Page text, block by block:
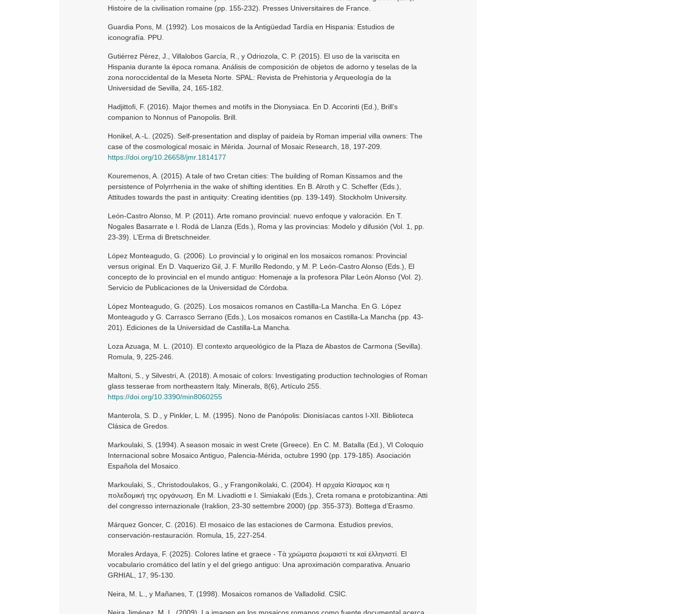
Histoire de la civilisation romaine (pp. 155-232). Presses Universitaires de France.
Guardia Pons, M. (1992). Los mosaicos de la Antigüedad Tardía en Hispania: Estudios de
iconografía. PPU.
Gutiérrez Pérez, J., Villalobos García, R., y Odriozola, C. P. (2015). El uso de la variscita en
Hispania durante la época romana. Análisis de composición de objetos de adorno y teselas de la
zona noroccidental de la Meseta Norte. SPAL: Revista de Prehistoria y Arqueología de la
Universidad de Sevilla, 24, 165-182.
Hadjittofi, F. (2016). Major themes and motifs in the Dionysiaca. En D. Accorinti (Ed.), Brill’s
companion to Nonnus of Panopolis. Brill.
Honikel, A.-L. (2025). Self-presentation and display of paideia by Roman imperial villa owners: The
case of the cosmological mosaic in Mérida. Journal of Mosaic Research, 18, 197-209.
https://doi.org/10.26658/jmr.1814177
Kouremenos, A. (2015). A tale of two Cretan cities: The building of Roman Kissamos and the
persistence of Polyrrhenia in the wake of shifting identities. En B. Alroth y C. Scheffer (Eds.),
Attitudes towards the past in antiquity: Creating identities (pp. 139-149). Stockholm University.
León-Castro Alonso, M. P. (2011). Arte romano provincial: nuevo enfoque y valoración. En T.
Nogales Basarrate e I. Rodá de Llanza (Eds.), Roma y las provincias: Modelo y difusión (Vol. 1, pp.
23-39). L’Erma di Bretschneider.
López Monteagudo, G. (2006). Lo provincial y lo original en los mosaicos romanos: Provincial
versus original. En D. Vaquerizo Gil, J. F. Murillo Redondo, y M. P. León-Castro Alonso (Eds.), El
concepto de lo provincial en el mundo antiguo: Homenaje a la profesora Pilar León Alonso (Vol. 2).
Servicio de Publicaciones de la Universidad de Córdoba.
López Monteagudo, G. (2025). Los mosaicos romanos en Castilla-La Mancha. En G. López
Monteagudo y G. Carrasco Serrano (Eds.), Los mosaicos romanos en Castilla-La Mancha (pp. 43-
201). Ediciones de la Universidad de Castilla-La Mancha.
Loza Azuaga, M. L. (2010). El contexto arqueológico de la Plaza de Abastos de Carmona (Sevilla).
Romula, 9, 225-246.
Maltoni, S., y Silvestri, A. (2018). A mosaic of colors: Investigating production technologies of Roman
glass tesserae from northeastern Italy. Minerals, 8(6), Artículo 255.
https://doi.org/10.3390/min8060255
Manterola, S. D., y Pinkler, L. M. (1995). Nono de Panópolis: Dionisíacas cantos I-XII. Biblioteca
Clásica de Gredos.
Markoulaki, S. (1994). A season mosaic in west Crete (Greece). En C. M. Batalla (Ed.), VI Coloquio
Internacional sobre Mosaico Antiguo, Palencia-Mérida, octubre 1990 (pp. 179-185). Asociación
Española del Mosaico.
Markoulaki, S., Christodoulakos, G., y Frangonikolaki, C. (2004). Η αρχαία Κίσαμος και η
πολεδομική της οργάνωση. En M. Livadiotti e I. Simiakaki (Eds.), Creta romana e protobizantina: Atti
del congresso internazionale (Iraklion, 23-30 settembre 2000) (pp. 355-373). Bottega d’Erasmo.
Márquez Goncer, C. (2016). El mosaico de las estaciones de Carmona. Estudios previos,
conservación-restauración. Romula, 15, 227-254.
Morales Ardaya, F. (2025). Colores latine et graece - Tὰ χρώματα ῥωμαιστί τε καὶ ἑλληνιστί. El
vocabulario cromático del latín y el del griego antiguo: Una aproximación comparativa. Anuario
GRHIAL, 17, 95-130.
Neira, M. L., y Mañanes, T. (1998). Mosaicos romanos de Valladolid. CSIC.
Neira Jiménez, M. L. (2009). La imagen en los mosaicos romanos como fuente documental acerca